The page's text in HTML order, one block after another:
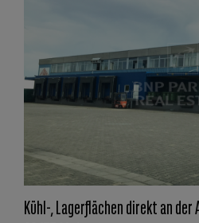
Kühl-, Lagerflächen direkt an der